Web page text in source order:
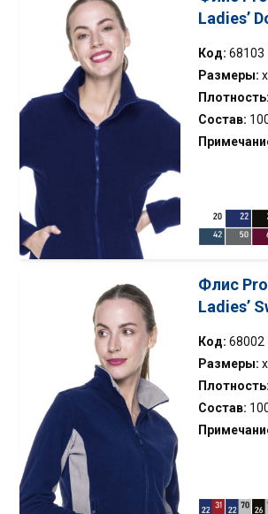
Ladies’
Код: 68103
Размеры:
Плотность:
м
Состав:
пиллинг
Флис
Ladies’
Код: 68002
Размеры:
Плотность:
Состав:
карманы